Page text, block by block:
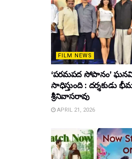
FILM NEWS
‘పరమపద సోపానం’
సాధిస్తుంది : దర్శకుడు
శ్రీనివాసరావు
APRIL 21, 2026